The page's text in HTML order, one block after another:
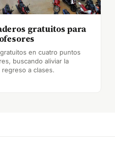
gratuitos para
en cuatro puntos
buscando aliviar la
a clases.